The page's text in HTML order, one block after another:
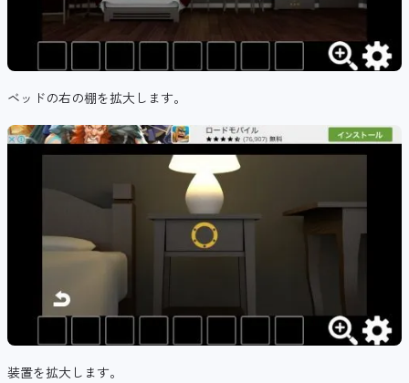
ベッドの右の棚を拡大します。
装置を拡大します。